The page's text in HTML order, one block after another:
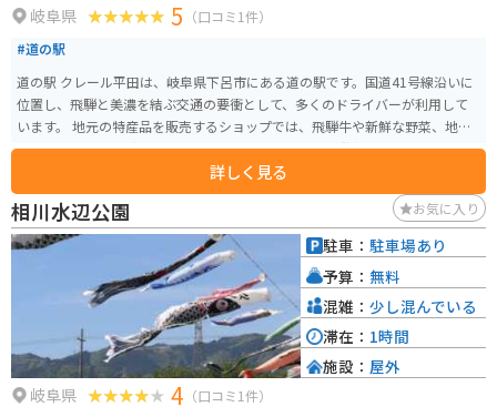
岐阜県 5 （口コミ1件）
#道の駅
道の駅 クレール平田は、岐阜県下呂市にある道の駅です。国道41号線沿いに
位置し、飛騨と美濃を結ぶ交通の要衝として、多くのドライバーが利用して
います。 地元の特産品を販売するショップでは、飛騨牛や新鮮な野菜、地元
で作られたお酒などが人気です。レストランでは、飛騨牛を使った料理や、
地元産の食材を使った郷土料理を楽しむことができます。 バイクで訪れる場
合、道の駅には広い駐車場が完備されているので安心です。また、休憩所も
充実しており、長距離ツーリングの休憩場所としても最適です。 周辺には、
下呂温泉や馬瀬川温泉などの温泉地があり、観光の拠点としても便利です。
また、春には桜、秋には紅葉の名所としても知られており、四季折々の自然
を楽しむことができます。
詳しく見る
相川水辺公園 お気に入り
岐阜県 4 （口コミ1件）
駐車： 駐車場あり
予算： 無料
混雑： 少し混んでいる
滞在： 1時間
施設： 屋外